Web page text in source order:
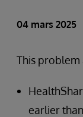
04 mars 2025
This
earlier